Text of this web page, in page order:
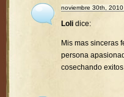
noviembre 30th,
Loli dice:
Mis mas sinceras
persona
cosechando